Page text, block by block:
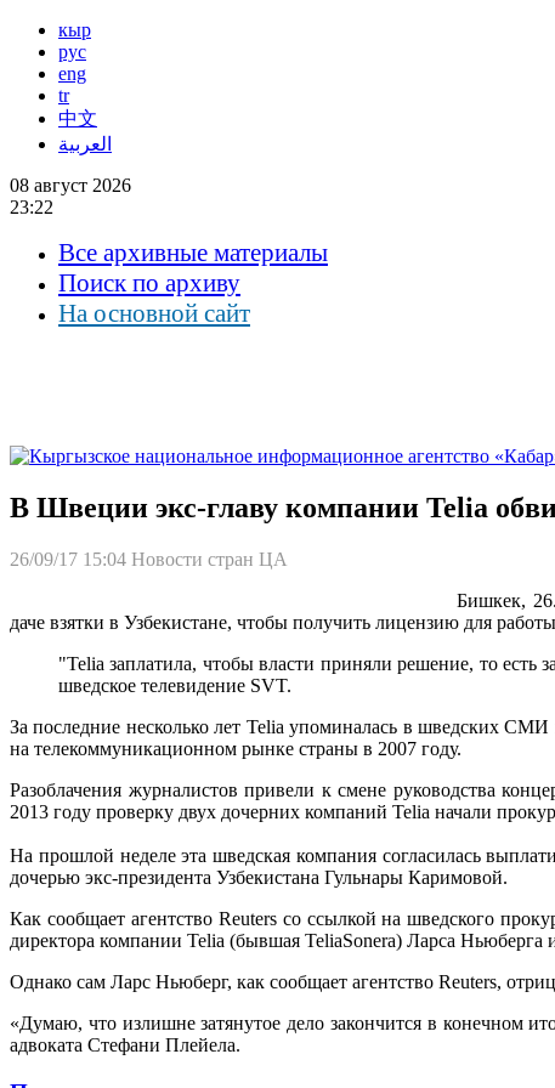
кыр
рус
eng
tr
中文
العربية
08 август 2026
23:22
Все архивные материалы
Поиск по архиву
На основной сайт
В Швеции экс-главу компании Telia
26/09/17 15:04 Новости стран ЦА
Бишкек,
даче взятки в Узбекистане, чтобы получить лицензию для
"Telia заплатила, чтобы власти приняли решение, то есть
шведское телевидение SVT.
За последние несколько лет Telia упоминалась в шведских
на телекоммуникационном рынке страны в 2007 году.
Разоблачения журналистов привели к смене руководства
2013 году проверку двух дочерних компаний Telia начали
На прошлой неделе эта шведская компания согласилась
дочерью экс-президента Узбекистана Гульнары Каримовой.
Как сообщает агентство Reuters со ссылкой на шведского
директора компании Telia (бывшая TeliaSonera) Ларса
Однако сам Ларс Ньюберг, как сообщает агентство Reuters,
«Думаю, что излишне затянутое дело закончится в конечном
адвоката Стефани Плейела.